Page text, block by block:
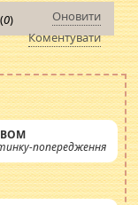
0)
Оновити
Коментувати
попередження